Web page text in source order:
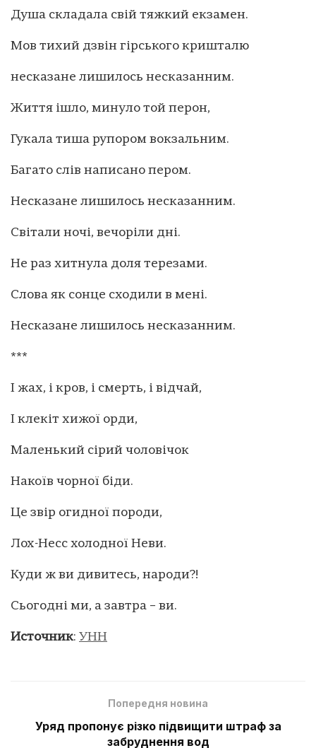
Душа складала свій тяжкий екзамен.
Мов тихий дзвін гірського кришталю
несказане лишилось несказанним.
Життя ішло, минуло той перон,
Гукала тиша рупором вокзальним.
Багато слів написано пером.
Несказане лишилось несказанним.
Світали ночі, вечоріли дні.
Не раз хитнула доля терезами.
Слова як сонце сходили в мені.
Несказане лишилось несказанним.
***
І жах, і кров, і смерть, і відчай,
І клекіт хижої орди,
Маленький сірий чоловічок
Накоїв чорної біди.
Це звір огидної породи,
Лох-Несс холодної Неви.
Куди ж ви дивитесь, народи?!
Сьогодні ми, а завтра – ви.
Источник: УНН
Попередня новина
Уряд пропонує різко підвищити штраф за
забруднення вод